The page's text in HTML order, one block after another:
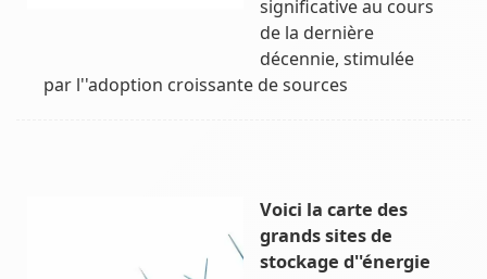
significative au cours
de la dernière
décennie, stimulée
par l''adoption croissante de sources
Voici la carte des
grands sites de
stockage d''énergie